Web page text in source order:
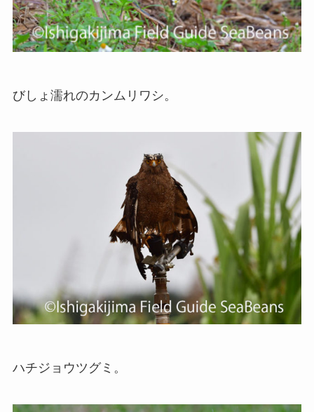
びしょ濡れのカンムリワシ。
ハチジョウツグミ。